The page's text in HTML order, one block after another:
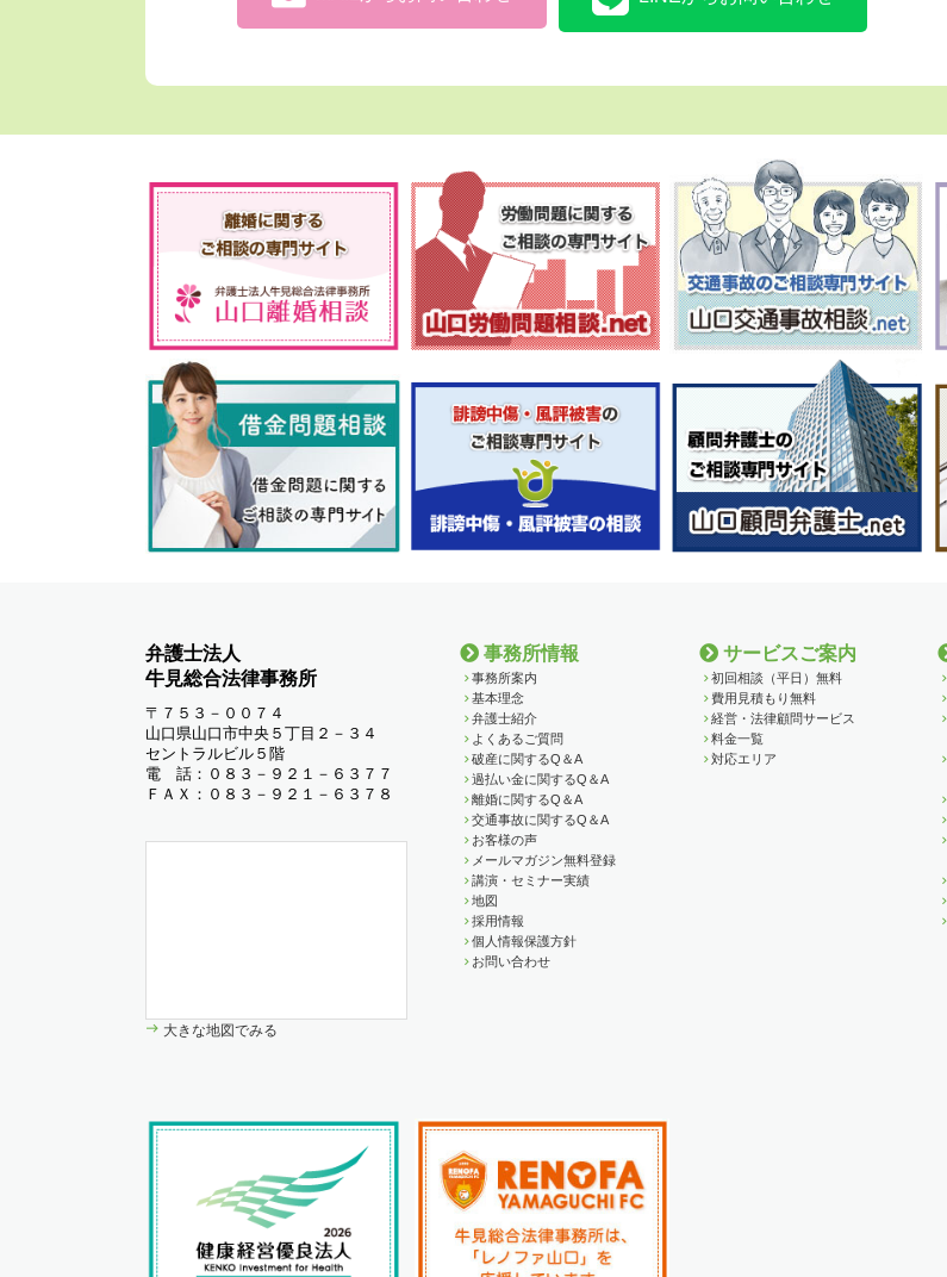
事務所情報
事務所案内
基本理念
弁護士紹介
よくあるご質問
破産に関するQ＆A
過払い金に関するQ＆A
離婚に関するQ＆A
交通事故に関するQ＆A
お客様の声
メールマガジン無料登録
講演・セミナー実績
地図
採用情報
個人情報保護方針
お問い合わせ
サービスご案内
初回相談（平日）無料
費用見積もり無料
経営・法律顧問サービス
料金一覧
対応エリア
弁護士法人
牛見総合法律事務所
〒７５３－００７４
山口県山口市中央５丁目２－３４
セントラルビル５階
電 話：０８３－９２１－６３７７
ＦＡＸ：０８３－９２１－６３７８
大きな地図でみる